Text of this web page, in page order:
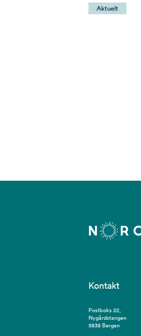
Aktuelt
Kontakt
Postboks 22,
Nygårdstangen
5838 Bergen